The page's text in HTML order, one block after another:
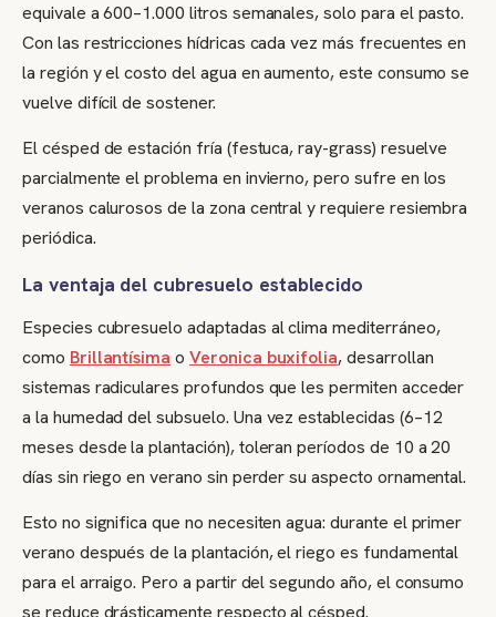
equivale a 600–1.000 litros semanales, solo para el pasto.
Con las restricciones hídricas cada vez más frecuentes en
la región y el costo del agua en aumento, este consumo se
vuelve difícil de sostener.
El césped de estación fría (festuca, ray-grass) resuelve
parcialmente el problema en invierno, pero sufre en los
veranos calurosos de la zona central y requiere resiembra
periódica.
La ventaja del cubresuelo establecido
Especies cubresuelo adaptadas al clima mediterráneo,
como Brillantísima oVeronica buxifolia, desarrollan
sistemas radiculares profundos que les permiten acceder
a la humedad del subsuelo. Una vez establecidas (6–12
meses desde la plantación), toleran períodos de 10 a 20
días sin riego en verano sin perder su aspecto ornamental.
Esto no significa que no necesiten agua: durante el primer
verano después de la plantación, el riego es fundamental
para el arraigo. Pero a partir del segundo año, el consumo
se reduce drásticamente respecto al césped.